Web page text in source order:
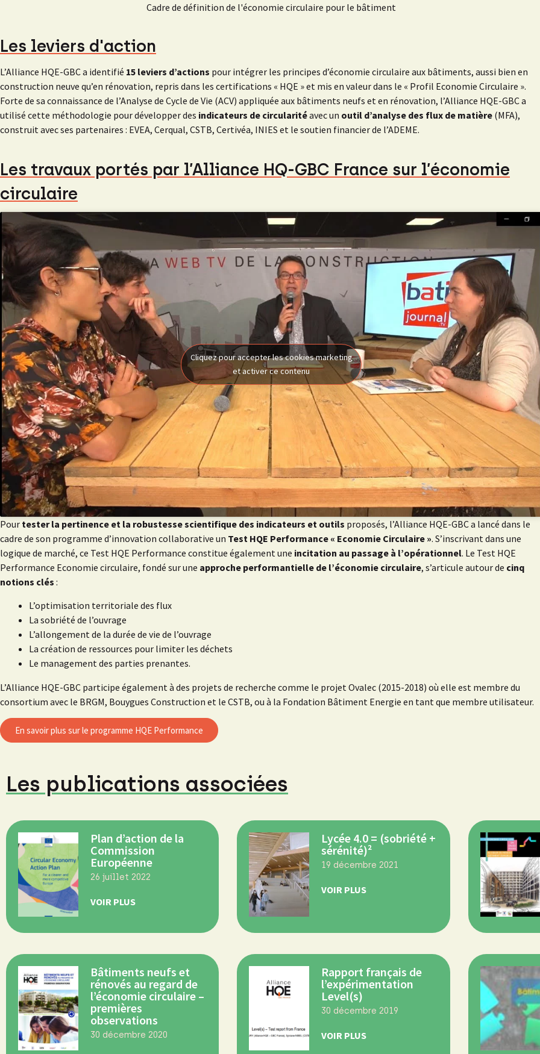
Cadre de définition de l'économie circulaire pour le bâtiment
Les leviers d'action
L’Alliance HQE-GBC a identifié 15 leviers d’actions pour intégrer les principes d’économie circulaire aux bâtiments, aussi bien en
construction neuve qu’en rénovation, repris dans les certifications « HQE » et mis en valeur dans le « Profil Economie Circulaire ».
Forte de sa connaissance de l’Analyse de Cycle de Vie (ACV) appliquée aux bâtiments neufs et en rénovation, l’Alliance HQE-GBC a
utilisé cette méthodologie pour développer des indicateurs de circularitéavec un outil d’analyse des flux de matière (MFA),
construit avec ses partenaires : EVEA, Cerqual, CSTB, Certivéa, INIES et le soutien financier de l’ADEME.
Les travaux portés par l’Alliance HQ-GBC France sur l’économie
circulaire
Cliquez pour accepter les cookies marketing
et activer ce contenu
Pour tester la pertinence et la robustesse scientifique des indicateurs et outils proposés, l’Alliance HQE-GBC a lancé dans le
cadre de son programme d’innovation collaborative un Test HQE Performance « Economie Circulaire ». S’inscrivant dans une
logique de marché, ce Test HQE Performance constitue également une incitation au passage à l’opérationnel. Le Test HQE
Performance Economie circulaire, fondé sur une approche performantielle de l’économie circulaire, s’articule autour de cinq
notions clés :
L’optimisation territoriale des flux
La sobriété de l’ouvrage
L’allongement de la durée de vie de l’ouvrage
La création de ressources pour limiter les déchets
Le management des parties prenantes.
L’Alliance HQE-GBC participe également à des projets de recherche comme le projet Ovalec (2015-2018) où elle est membre du
consortium avec le BRGM, Bouygues Construction et le CSTB, ou à la Fondation Bâtiment Energie en tant que membre utilisateur.
En savoir plus sur le programme HQE Performance
Les publications associées
Plan d’action de la
Commission
Européenne
26 juillet 2022
VOIR PLUS
Lycée 4.0 = (sobriété +
sérénité)²
19 décembre 2021
VOIR PLUS
Bâtiments neufs et
rénovés au regard de
l’économie circulaire –
premières
observations
30 décembre 2020
Rapport français de
l’expérimentation
Level(s)
30 décembre 2019
VOIR PLUS